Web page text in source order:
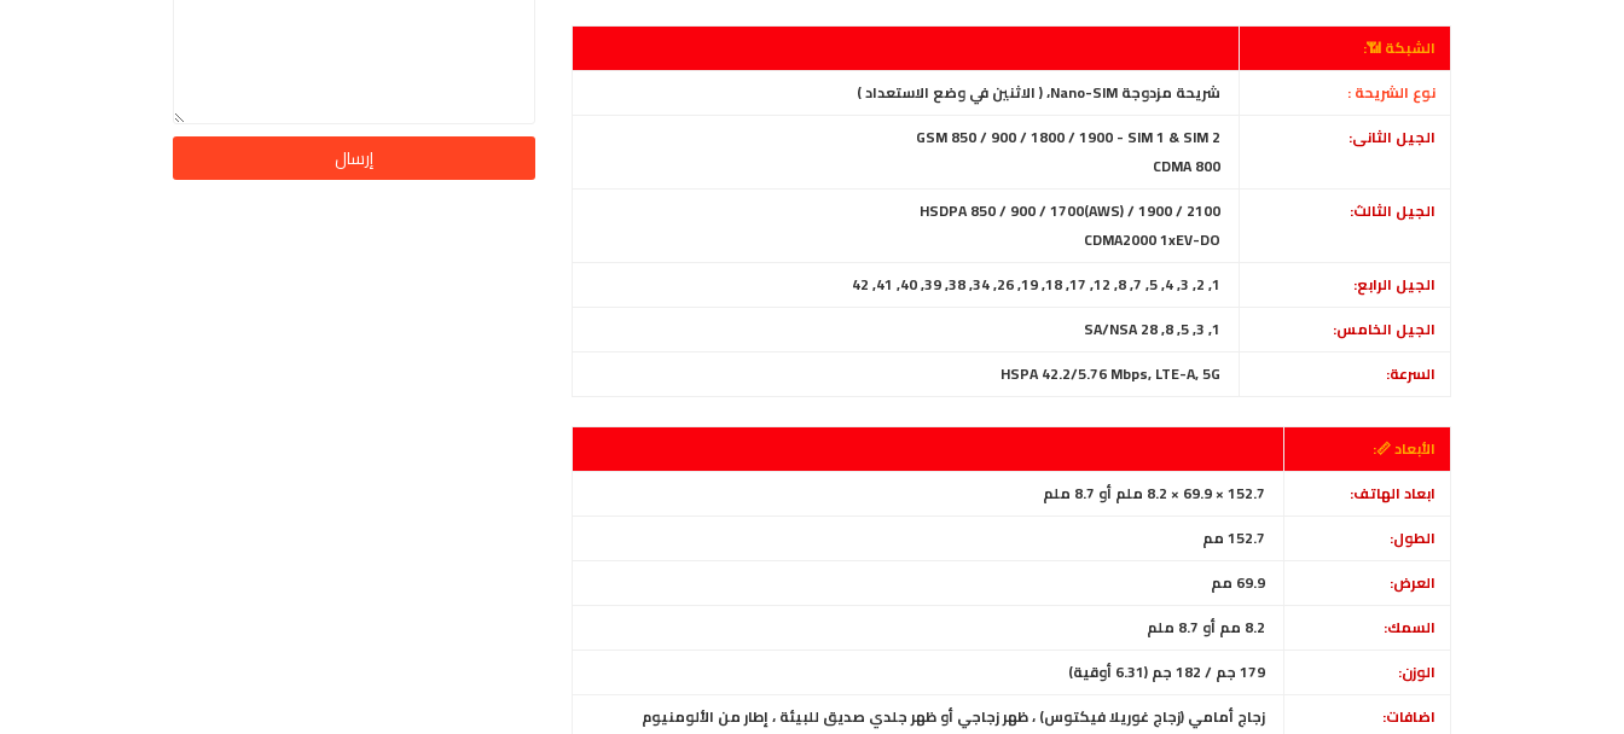
الشبكة 📶:
نوع الشريحة :
شريحة مزدوجة Nano-SIM، ( الاثنين في وضع الاستعداد )
الجيل الثانى:
الجيل الثالث:
HSDPA 850 / 900 / 1700(AWS) / 1900 / 2100
الجيل الرابع:
1, 2, 3, 4, 5, 7, 8, 12, 17, 18, 19, 26, 34, 38, 39, 40, 41, 42
الجيل الخامس:
السرعة:
الأبعاد 📏:
ابعاد الهاتف:
152.7 × 69.9 × 8.2 ملم أو 8.7 ملم
الطول:
152.7مم
العرض:
69.9 مم
السمك:
8.2 مم أو 8.7 ملم
الوزن:
179 جم / 182 جم (6.31 أوقية)
اضافات:
زجاج أمامي (زجاج غوريلا فيكتوس) ، ظهر زجاجي أو ظهر جلدي صديق للبيئة ، إطار من الألومنيوم